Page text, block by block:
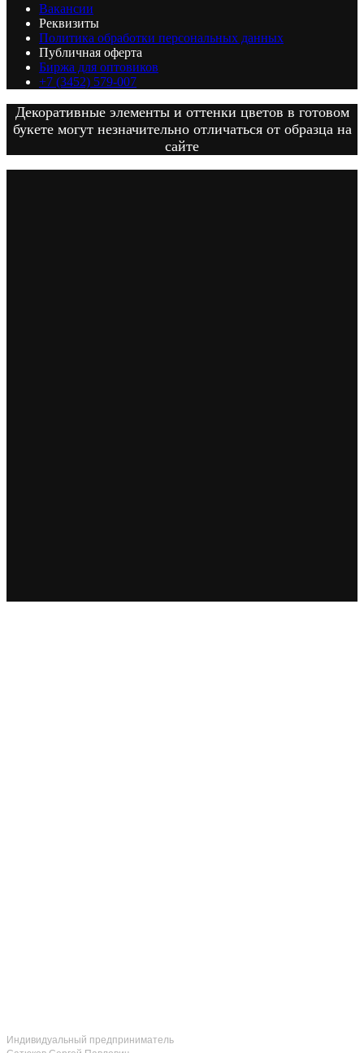
Вакансии
Реквизиты
Политика обработки персональных данных
Публичная оферта
Биржа для оптовиков
+7 (3452) 579-007
Декоративные элементы и оттенки цветов в готовом
букете могут незначительно отличаться от образца на
сайте
Индивидуальный предприниматель